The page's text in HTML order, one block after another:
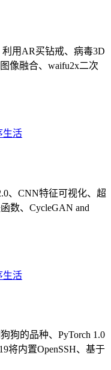
用AR买钻戒、病毒3D
像融合、waifu2x二次
生活
、CNN特征可视化、超
数、CycleGAN and
生活
狗的品种、PyTorch 1.0
将内置OpenSSH、基于